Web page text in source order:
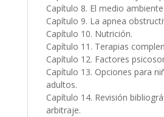
Capítulo 8. El medio
Capítulo 9. La apnea
Capítulo 10. Nutrición.
Capítulo 11. Terapias
Capítulo 12. Factores
Capítulo 13. Opciones para
adultos.
Capítulo 14. Revisión
arbitraje.